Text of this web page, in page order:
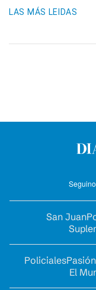
LAS MÁS LEIDAS
San Juan
Policiales
El